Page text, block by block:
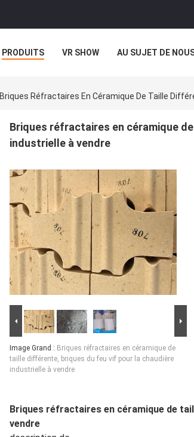
PRODUITS VR SHOW AU SUJET DE
Briques Réfractaires En Céramique De Taille
Briques réfractaires en céramique
industrielle à vendre
Image Grand : Briques réfractaires en céramique de
taille différente, briques du feu vif pour la chaudière
industrielle à vendre
Briques réfractaires en céramique de
vendre